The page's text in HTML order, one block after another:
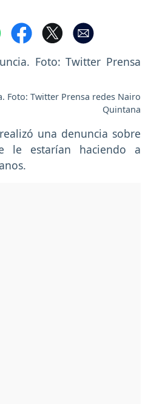
Foto: Twitter Prensa redes Nairo
Quintana
una denuncia sobre
le estarían haciendo a